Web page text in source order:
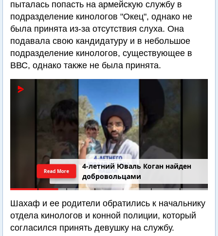
пыталась попасть на армейскую службу в
подразделение кинологов "Окец", однако не
была принята из-за отсутствия слуха. Она
подавала свою кандидатуру и в небольшое
подразделение кинологов, существующее в
ВВС, однако также не была принята.
4-летний Юваль Коган найден
добровольцами
Read More
Шахаф и ее родители обратились к начальнику
отдела кинологов и конной полиции, который
согласился принять девушку на службу.